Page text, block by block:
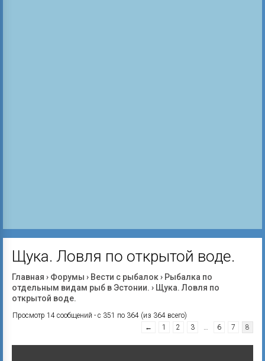
Щука. Ловля по открытой воде.
Главная › Форумы › Вести с рыбалок› Рыбалка по
отдельным видам рыб в Эстонии. › Щука. Ловля по
открытой воде.
Просмотр 14 сообщений - с 351 по 364 (из 364 всего)
←
1 2 3 … 6 7 8